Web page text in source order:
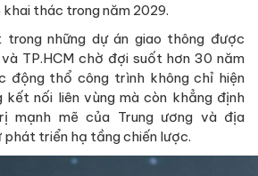
thác trong năm 2029.
những dự án giao thông được
TP.HCM chờ đợi suốt hơn 30 năm
động thổ công trình không chỉ hiện
nối liên vùng mà còn khẳng định
mạnh mẽ của Trung ương và địa
triển hạ tầng chiến lược.